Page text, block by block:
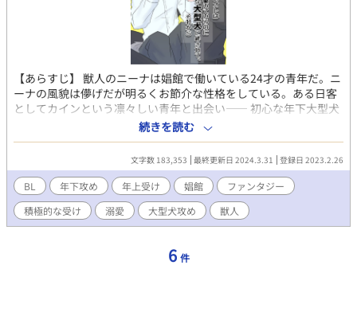
【あらすじ】 獣人のニーナは娼館で働いている24才の青年だ。ニ
ーナの風貌は儚げだが明るくお節介な性格をしている。ある日客
としてカインという凛々しい青年と出会い―― 初心な年下大型犬
✕見た目だけは儚げな獣人の恋物語 ■R18描写のあるタイトルに
は「※」がついています。
続きを読む
文字数 183,353 最終更新日 2024.3.31 登録日 2023.2.26
BL 年下攻め 年上受け 娼館
ファンタジー
積極的な受け
溺愛 大型犬攻め 獣人
6 件